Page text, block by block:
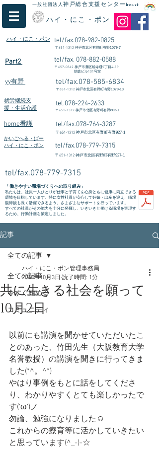
一般社団法人神戸総合支援センター heart
ハイ・にこ・ポン
ハイ・にこ・ポン tel/fax.078-982-0825
〒 651-1312 ​神戸市北区有野町有野1079-7
Part2 tel/fax. 078-882-0588
〒 657-0842 神戸市灘区船寺通5丁目4-19
朝倉ビル101号室
yy有野 tel/fax.078-585-6834
〒 651-1312 神戸市北区有野町有野1079-13
就労継続支
援・生活介護
home看護
tel.078-224-2633
〒 651-1312 神戸市北区有野町有野803-1
tel/fax.078-764-3287
〒 651-1312 神戸市北区有野町有野927-1
かいごへる・ぱー
ハイ・にこ・ポン
tel/fax.078-779-7315
〒 651-1312 神戸市北区有野町有野927-1
tel/fax.078-779-7315
「働きやすい職場づくりへの取り組み」
私たちは、社員一人ひとりが仕事と子育てを心身ともに健康に両立できる
環境を目指しています。特に女性社員が安心して妊娠・出産を迎え、職場
復帰後も長く活躍できるよう、さまざまなサポートを行っています。
すべての社員がその能力を十分に発揮し、いきいきと働ける職場を実現す
るため、行動計画を策定しました。
記事
全ての記事
今すぐ始める
コミュニティ
全ての記事
共に生きる社会を願って
10月2日
ハイ・にこ・ポン管理事務局
2018年10月3日 読了時間: 1分
以前にも講演を聞かせていただいたこ
とのあった、竹田先生（大阪教育大学
名誉教授）の講演を聞きに行ってきま
した(*^。^*)
やはり事例をもとに話をしてくださ
り、わかりやすくとても楽しかったで
す('ω')ノ
勿論、勉強になりました☺
これからの療育等に活かしていきたい
と思っています(^_-)-☆